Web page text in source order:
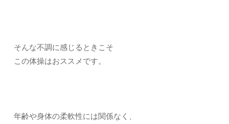
そんな不調に感じるときこそ
この体操はおススメです。
年齢や身体の柔軟性には関係なく、